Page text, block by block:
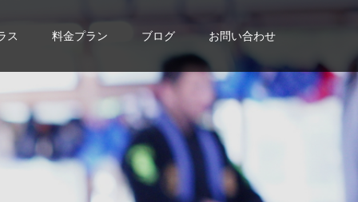
ス 料金プラン ブログ お問い合わせ